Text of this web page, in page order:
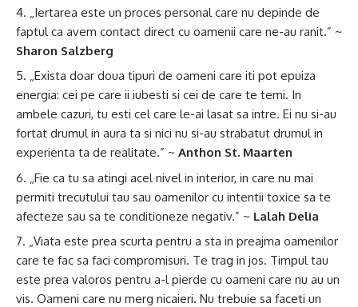
„Iertarea este un proces personal care nu depinde de
faptul ca avem contact direct cu oamenii care ne-au ranit.” ~
Sharon Salzberg
„Exista doar doua tipuri de oameni care iti pot epuiza
energia: cei pe care ii iubesti si cei de care te temi. In
ambele cazuri, tu esti cel care le-ai lasat sa intre. Ei nu si-au
fortat drumul in aura ta si nici nu si-au strabatut drumul in
experienta ta de realitate.” ~ Anthon St. Maarten
„Fie ca tu sa atingi acel nivel in interior, in care nu mai
permiti trecutului tau sau oamenilor cu intentii toxice sa te
afecteze sau sa te conditioneze negativ.” ~ Lalah Delia
„Viata este prea scurta pentru a sta in preajma oamenilor
care te fac sa faci compromisuri. Te trag in jos. Timpul tau
este prea valoros pentru a-l pierde cu oameni care nu au un
vis. Oameni care nu merg nicaieri. Nu trebuie sa faceti un